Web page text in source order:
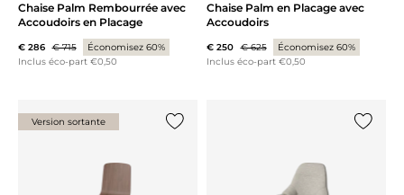
Chaise Palm Rembourrée avec
Accoudoirs en Placage
€ 286 € 715
Économisez 60%
Inclus éco-part €0,50
Chaise Palm en Placage avec
Accoudoirs
€ 250 € 625
Économisez 60%
Inclus éco-part €0,50
Version sortante